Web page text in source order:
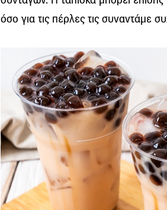
όσο για τις πέρλες τις